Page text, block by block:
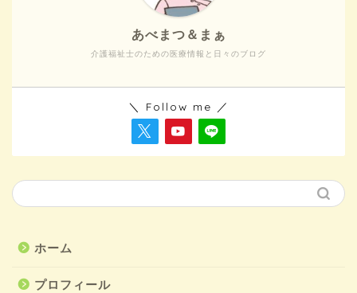
介護福祉士のための医療情報と日々のブログ
あべまつ＆まぁ
＼ Follow me ／
ホーム
プロフィール